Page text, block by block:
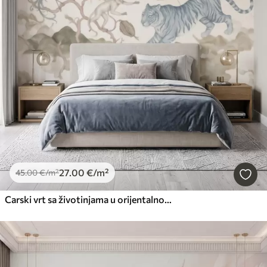
45.00€/m²27.00 €/m²
Carski vrt sa životinjama u orijentalnom stilu - majmunom, leopardom, tigrom, paunom i čapljom